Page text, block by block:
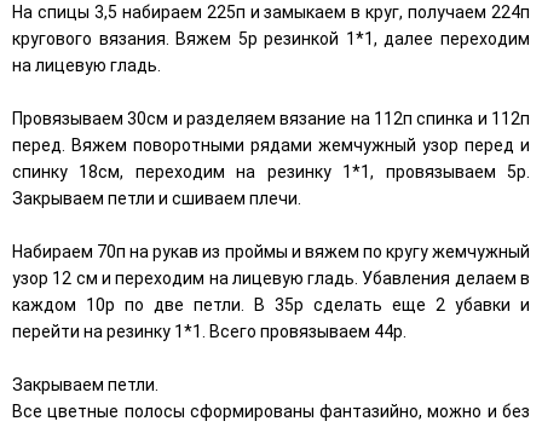
На спицы 3,5 набираем 225п и замыкаем в круг, получаем 224п
кругового вязания. Вяжем 5р резинкой 1*1, далее переходим
на лицевую гладь.
Провязываем 30см и разделяем вязание на 112п спинка и 112п
перед. Вяжем поворотными рядами жемчужный узор перед и
спинку 18см, переходим на резинку 1*1, провязываем 5р.
Закрываем петли и сшиваем плечи.
Набираем 70п на рукав из проймы и вяжем по кругу жемчужный
узор 12 см и переходим на лицевую гладь. Убавления делаем в
каждом 10р по две петли. В 35р сделать еще 2 убавки и
перейти на резинку 1*1. Всего провязываем 44р.
Закрываем петли.
Все цветные полосы сформированы фантазийно, можно и без